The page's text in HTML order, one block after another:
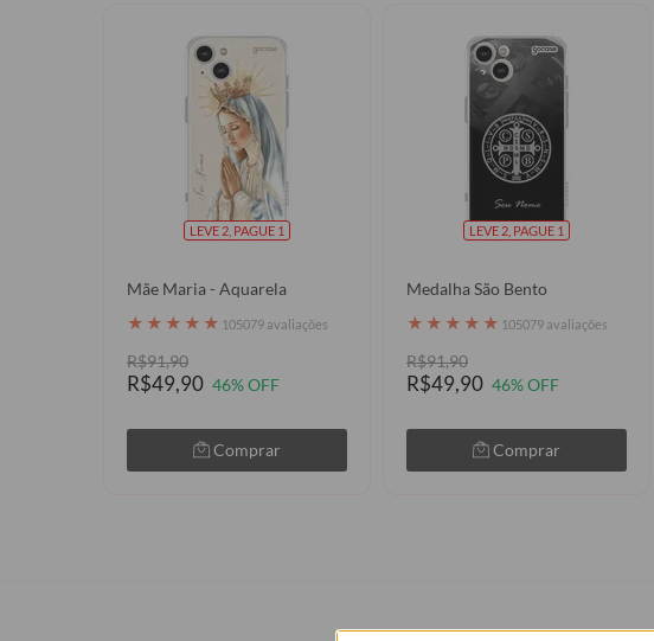
LEVE 2, PAGUE 1
Mãe Maria - Aquarela
★ ★ ★ ★ ★ 105079 avaliações
R$91,90
R$49,90 46% OFF
Comprar
LEVE 2, PAGUE 1
Medalha São Bento
★ ★ ★ ★ ★ 105079 avaliações
R$91,90
R$49,90 46% OFF
Comprar